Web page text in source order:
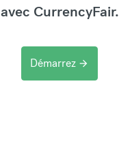
avec CurrencyFair.
Démarrez arrow_forward